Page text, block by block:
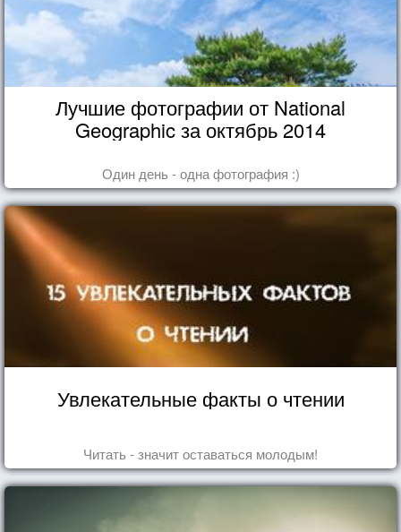
Лучшие фотографии от National
Geographic за октябрь 2014
Один день - одна фотография :)
Увлекательные факты о чтении
Читать - значит оставаться молодым!